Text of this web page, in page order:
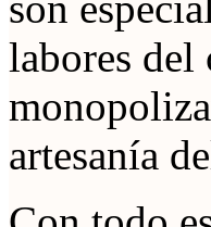
labores del
artesanía